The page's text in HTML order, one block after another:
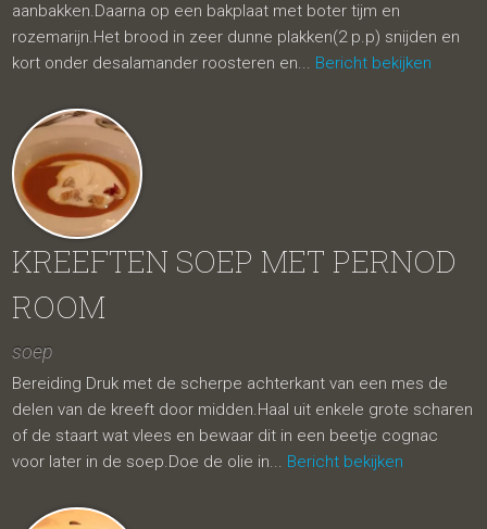
aanbakken.Daarna op een bakplaat met boter tijm en
rozemarijn.Het brood in zeer dunne plakken(2 p.p) snijden en
kort onder desalamander roosteren en... Bericht bekijken
KREEFTEN SOEP MET PERNOD
ROOM
soep
Bereiding Druk met de scherpe achterkant van een mes de
delen van de kreeft door midden.Haal uit enkele grote scharen
of de staart wat vlees en bewaar dit in een beetje cognac
voor later in de soep.Doe de olie in... Bericht bekijken